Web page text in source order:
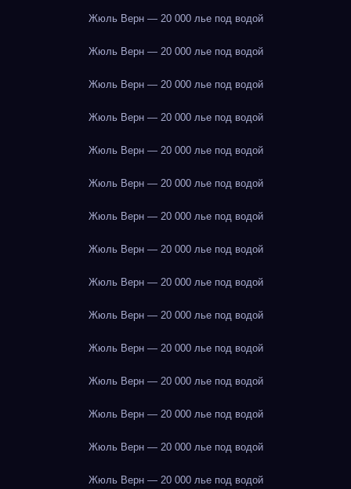
Жюль Верн — 20 000 лье под водой
Жюль Верн — 20 000 лье под водой
Жюль Верн — 20 000 лье под водой
Жюль Верн — 20 000 лье под водой
Жюль Верн — 20 000 лье под водой
Жюль Верн — 20 000 лье под водой
Жюль Верн — 20 000 лье под водой
Жюль Верн — 20 000 лье под водой
Жюль Верн — 20 000 лье под водой
Жюль Верн — 20 000 лье под водой
Жюль Верн — 20 000 лье под водой
Жюль Верн — 20 000 лье под водой
Жюль Верн — 20 000 лье под водой
Жюль Верн — 20 000 лье под водой
Жюль Верн — 20 000 лье под водой